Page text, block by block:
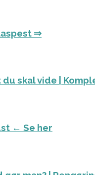
⇒
skal vide |
← Se her